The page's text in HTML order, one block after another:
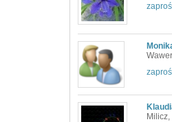
zaproś
zaproś
Milicz,